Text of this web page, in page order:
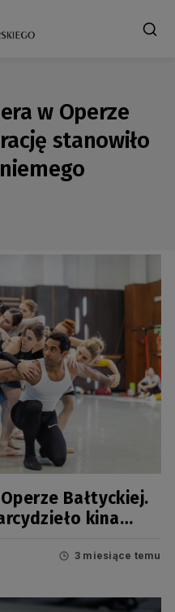
w Operze
stanowiło
Bałtyckiej.
kina
3 miesiące temu